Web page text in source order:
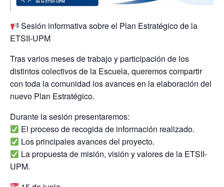
Sesión informativa sobre el Plan Estratégico de la
ETSII-UPM
Tras varios meses de trabajo y participación de los
distintos colectivos de la Escuela, queremos compartir
con toda la comunidad los avances en la elaboración del
nuevo Plan Estratégico.
Durante la sesión presentaremos:
El proceso de recogida de información realizado.
Los principales avances del proyecto.
La propuesta de misión, visión y valores de la ETSII-
UPM.